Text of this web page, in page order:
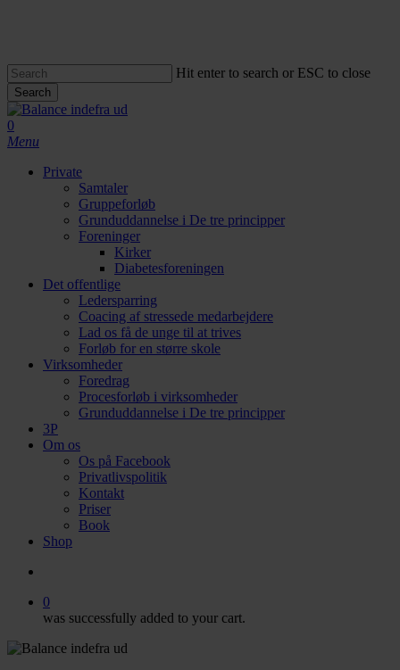
content
Hit enter to search or ESC to close
Search
Close
Search
search
0
Menu
Private
Samtaler
Gruppeforløb
Grunduddannelse i De tre principper
Foreninger
Kirker
Diabetesforeningen
Det offentlige
Ledersparring
Coacing af stressede medarbejdere
Lad os få de unge til at trives
Forløb for en større skole
Virksomheder
Foredrag
Procesforløb i virksomheder
Grunduddannelse i De tre principper
3P
Om os
Os på Facebook
Privatlivspolitik
Kontakt
Priser
Book
Shop
0
was successfully added to your cart.